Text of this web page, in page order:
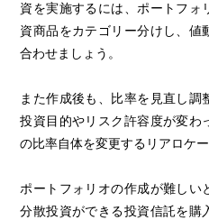
資を実施するには、ポートフォ
資商品をカテゴリー分けし、値
合わせましょう。
また作成後も、比率を見直し調
投資目的やリスク許容度が変わ
の比率自体を変更するリアロケ
ポートフォリオの作成が難しい
分散投資ができる投資信託を購